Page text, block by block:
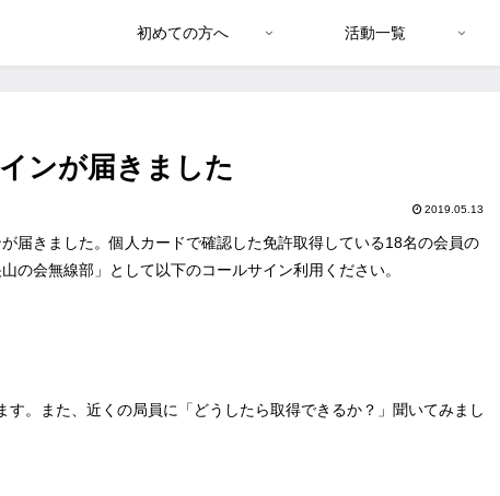
初めての方へ 活動一覧
ンが届きました
2019.05.13
届きました。個人カードで確認した免許取得している18名の会員の
の会無線部」として以下のコールサイン利用ください。
。また、近くの局員に「どうしたら取得できるか？」聞いてみまし